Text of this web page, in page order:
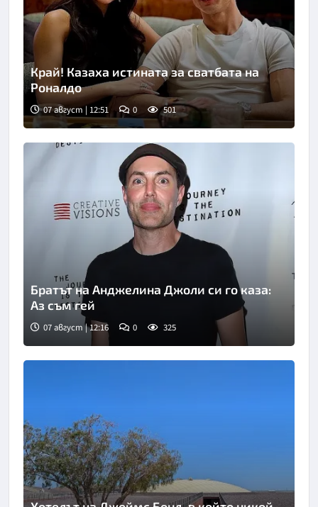
Край! Казаха истината за сватбата на
Роналдо
07 август | 12:51 0 501
Братът на Анджелина Джоли си го каза:
Аз съм гей
07 август | 12:16 0 325